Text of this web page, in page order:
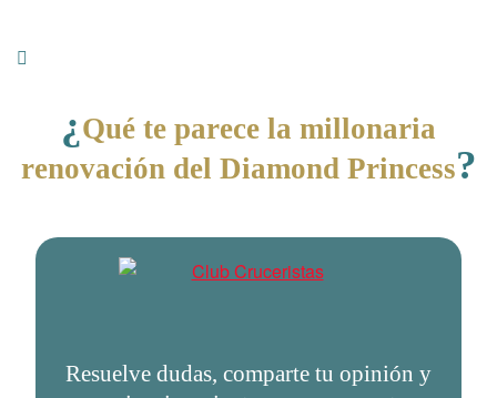
¿ Qué te parece la millonaria
renovación del Diamond Princess?
Resuelve dudas, comparte tu opinión y